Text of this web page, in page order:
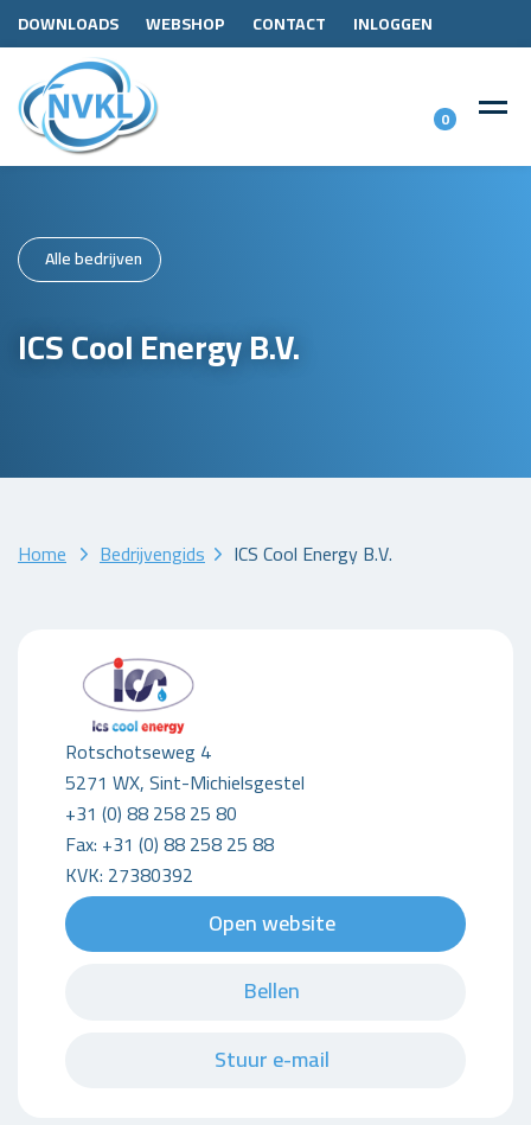
DOWNLOADS WEBSHOP CONTACT INLOGGEN
0
Alle bedrijven
ICS Cool Energy B.V.
Home Bedrijvengids ICS Cool Energy B.V.
Rotschotseweg 4
5271 WX, Sint-Michielsgestel
+31 (0) 88 258 25 80
Fax: +31 (0) 88 258 25 88
KVK: 27380392
Open website
Bellen
Stuur e-mail